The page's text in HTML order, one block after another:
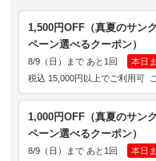
1,500円OFF（真夏のサン
ペーン選べるクーポン）
8/9（日）まで あと1回
本日
税込 15,000円以上でご利用可
1,000円OFF（真夏のサン
ペーン選べるクーポン）
8/9（日）まで あと1回
本日